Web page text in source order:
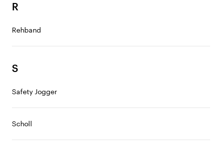
R
Rehband
S
Safety Jogger
Scholl